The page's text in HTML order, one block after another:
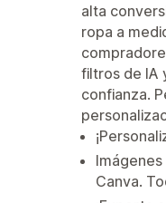
alta
ropa a
filtros de IA
confianza.
Canva.